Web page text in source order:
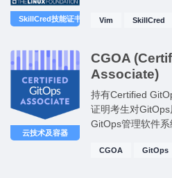
SkillCred技能证书 Vim SkillCred
云技术及容器
CGOA
Associate)
持有Certified
证明考生对
GitOps管理软件
DevSecOps、CI
CGOA GitOps